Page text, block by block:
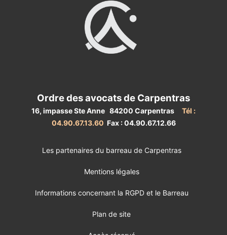
Ordre des avocats de Carpentras
16, impasse Ste Anne 84200 Carpentras
Tél :
04.90.67.13.60 Fax : 04.90.67.12.66
Les partenaires du barreau de Carpentras
Mentions légales
Informations concernant la RGPD et le Barreau
Plan de site